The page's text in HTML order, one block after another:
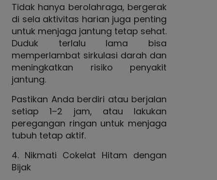
Tidak hanya berolahraga, bergerak
di sela aktivitas harian juga penting
untuk menjaga jantung tetap sehat.
Duduk terlalu lama bisa
memperlambat sirkulasi darah dan
meningkatkan risiko penyakit
jantung.
Pastikan Anda berdiri atau berjalan
setiap 1–2 jam, atau lakukan
peregangan ringan untuk menjaga
tubuh tetap aktif.
4. Nikmati Cokelat Hitam dengan
Bijak